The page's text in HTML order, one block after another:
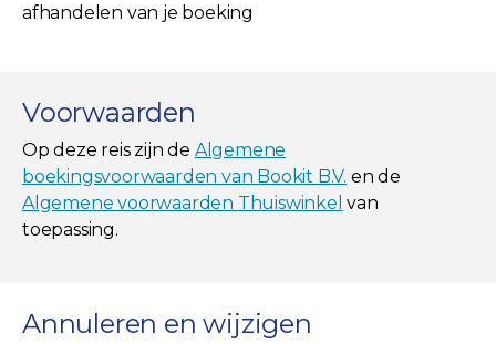
afhandelen van je boeking
Voorwaarden
Op deze reis zijn de Algemene
boekingsvoorwaarden van Bookit B.V. en de
Algemene voorwaarden Thuiswinkel van
toepassing.
Annuleren en wijzigen